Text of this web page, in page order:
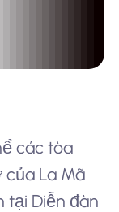
các tòa
La Mã
tại Diễn đàn